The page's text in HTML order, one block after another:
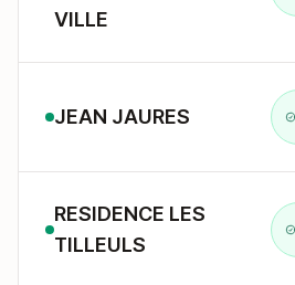
VILLE
JEAN JAURES
RESIDENCE LES
TILLEULS